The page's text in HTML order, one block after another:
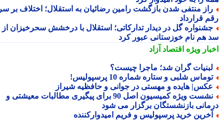
منتفی شدن بازگشت رامین رضائیان به استقلال؛ اختلاف بر سر
قرارداد
گل در دیدار تدارکاتی؛ استقلال با درخشش سحرخیزان از
هم نام خوزستانی عبور کرد
ویژهاقتصاد آزاد
گران شد؛ ماجرا چیست؟
شلبی و ستاره شماره 10 پرسپولیس!
هایده و مهستی در جوانی و حافظیه شیراز
نشست ویژه کمیسیون اصل 90 برای پیگیری مطالبات معیشتی و
بازنشستگان برگزار می شود
خرید پرسپولیس و فریم امیدوارکننده